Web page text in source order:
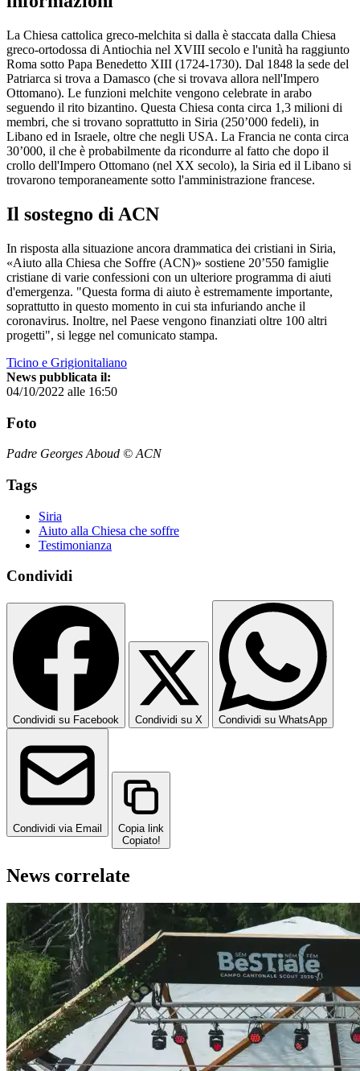
La Chiesa cattolica greco-melchita si dalla è staccata dalla Chiesa
greco-ortodossa di Antiochia nel XVIII secolo e l'unità ha raggiunto
Roma sotto Papa Benedetto XIII (1724-1730). Dal 1848 la sede del
Patriarca si trova a Damasco (che si trovava allora nell'Impero
Ottomano). Le funzioni melchite vengono celebrate in arabo
seguendo il rito bizantino. Questa Chiesa conta circa 1,3 milioni di
membri, che si trovano soprattutto in Siria (250’000 fedeli), in
Libano ed in Israele, oltre che negli USA. La Francia ne conta circa
30’000, il che è probabilmente da ricondurre al fatto che dopo il
crollo dell'Impero Ottomano (nel XX secolo), la Siria ed il Libano si
trovarono temporaneamente sotto l'amministrazione francese.
Il sostegno di ACN
In risposta alla situazione ancora drammatica dei cristiani in Siria,
«Aiuto alla Chiesa che Soffre (ACN)» sostiene 20’550 famiglie
cristiane di varie confessioni con un ulteriore programma di aiuti
d'emergenza. "Questa forma di aiuto è estremamente importante,
soprattutto in questo momento in cui sta infuriando anche il
coronavirus. Inoltre, nel Paese vengono finanziati oltre 100 altri
progetti", si legge nel comunicato stampa.
Ticino e Grigionitaliano
News pubblicata il:
04/10/2022 alle 16:50
Foto
Padre Georges Aboud © ACN
Tags
Siria
Aiuto alla Chiesa che soffre
Testimonianza
Condividi
Condividi su Facebook Condividi su X Condividi su WhatsApp
Condividi via Email
Copia link
Copiato!
News correlate